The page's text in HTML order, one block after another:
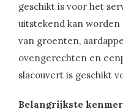
geschikt is voor het
uitstekend kan
van groenten,
ovengerechten en
slacouvert is geschikt
Belangrijkste